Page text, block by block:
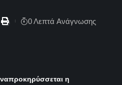
0 Λεπτά Aνάγνωσης
η